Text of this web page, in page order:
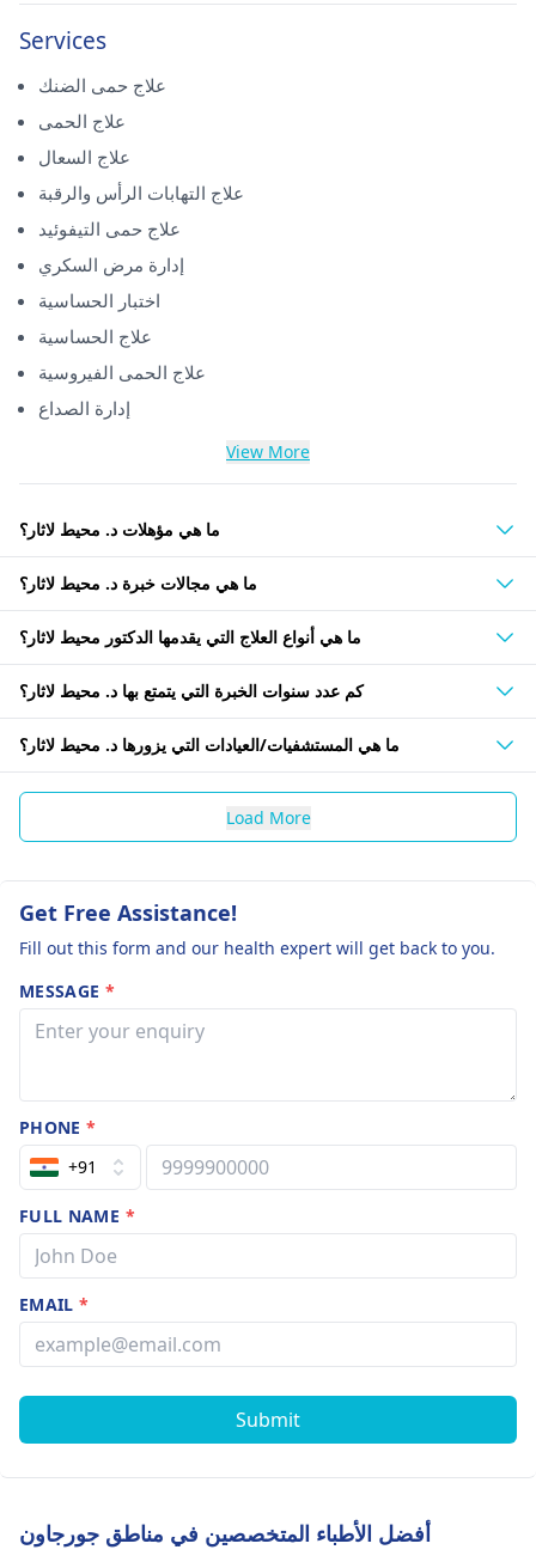
Services
علاج حمى الضنك
علاج الحمى
علاج السعال
علاج التهابات الرأس والرقبة
علاج حمى التيفوئيد
إدارة مرض السكري
اختبار الحساسية
علاج الحساسية
علاج الحمى الفيروسية
إدارة الصداع
View More
ما هي مؤهلات د. محيط لاثار؟
ما هي مجالات خبرة د. محيط لاثار؟
ما هي أنواع العلاج التي يقدمها الدكتور محيط لاثار؟
كم عدد سنوات الخبرة التي يتمتع بها د. محيط لاثار؟
ما هي المستشفيات/العيادات التي يزورها د. محيط لاثار؟
Load More
Get Free Assistance!
Fill out this form and our health expert will get back to you.
MESSAGE *
PHONE*
+91
FULL NAME *
EMAIL*
Submit
أفضل الأطباء المتخصصين في مناطق جورجاون